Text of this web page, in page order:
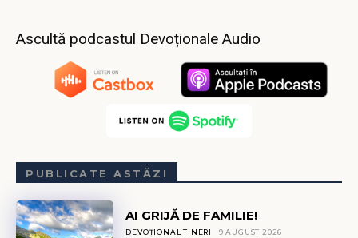
Ascultă podcastul Devoționale Audio
PUBLICATE ASTĂZI
AI GRIJĂ DE FAMILIE!
DEVOȚIONAL TINERI 9 AUGUST 2026